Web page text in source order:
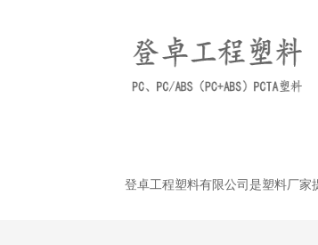
登卓工程塑料有限公司是塑料厂家